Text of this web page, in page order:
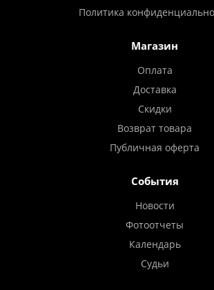
Политика
Магазин
Оплата
Доставка
Скидки
Возврат товара
Публичная оферта
События
Новости
Фотоотчеты
Календарь
Судьи